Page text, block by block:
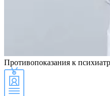
Противопоказания к